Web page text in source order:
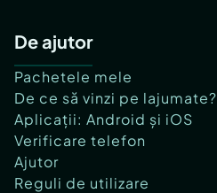
De ajutor
Pachetele mele
De ce să vinzi pe lajumate?
Aplicații: Android și iOS
Verificare telefon
Ajutor
Reguli de utilizare